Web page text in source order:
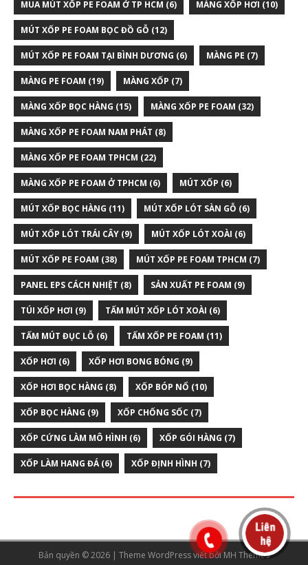
MUA MÚT XỐP PE FOAM Ở TP HCM (6) MÀNG XỐP HƠI (10)
MÚT XỐP PE FOAM BỌC ĐỒ GỖ (12)
MÚT XỐP PE FOAM TẠI BÌNH DƯƠNG (6) MÀNG PE (7)
MÀNG PE FOAM (19) MÀNG XỐP (7)
MÀNG XỐP BỌC HÀNG (15) MÀNG XỐP PE FOAM (32)
MÀNG XỐP PE FOAM NAM PHÁT (8)
MÀNG XỐP PE FOAM TPHCM (22)
MÀNG XỐP PE FOAM Ở TPHCM (6) MÚT XỐP (6)
MÚT XỐP BỌC HÀNG (11) MÚT XỐP LÓT SÀN GỖ (6)
MÚT XỐP LÓT TRÁI CÂY (9) MÚT XỐP LÓT XOÀI (6)
MÚT XỐP PE FOAM (38) MÚT XỐP PE FOAM TPHCM (7)
PANEL EPS CÁCH NHIỆT (8) SẢN XUẤT PE FOAM (9)
TÚI XỐP HƠI (9) TẤM MÚT XỐP LÓT XOÀI (6)
TẤM MÚT ĐỤC LỖ (6) TẤM XỐP PE FOAM (11)
XỐP HƠI (6) XỐP HƠI BONG BÓNG (9)
XỐP HƠI BỌC HÀNG (8) XỐP BÓP NỔ (10)
XỐP BỌC HÀNG (9) XỐP CHỐNG SỐC (7)
XỐP CỨNG LÀM MÔ HÌNH (6) XỐP GÓI HÀNG (7)
XỐP LÀM HANG ĐÁ(6) XỐP ĐỊNH HÌNH (7)
Bản quyền © 2026 | Theme WordPress viết bởiMH Themes